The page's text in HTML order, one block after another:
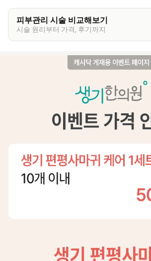
피부관리 시술 비교해보기
시술 원리부터 가격, 후기까지